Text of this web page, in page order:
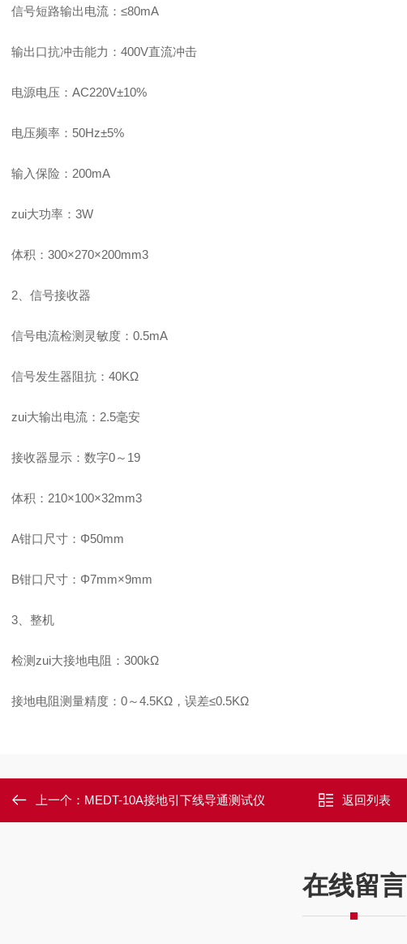
信号短路输出电流：≤80mA
输出口抗冲击能力：400V直流冲击
电源电压：AC220V±10%
电压频率：50Hz±5%
输入保险：200mA
zui大功率：3W
体积：300×270×200mm3
2、信号接收器
信号电流检测灵敏度：0.5mA
信号发生器阻抗：40KΩ
zui大输出电流：2.5毫安
接收器显示：数字0～19
体积：210×100×32mm3
A钳口尺寸：Φ50mm
B钳口尺寸：Φ7mm×9mm
3、整机
检测zui大接地电阻：300kΩ
接地电阻测量精度：0～4.5KΩ，误差≤0.5KΩ
上一个： MEDT-10A接地引下线导通测试仪 返回列表
在线留言